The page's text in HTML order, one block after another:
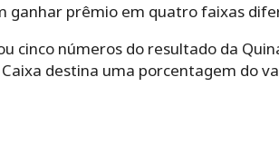
ganhar prêmio em quatro faixas
cinco números do resultado da
destina uma porcentagem do